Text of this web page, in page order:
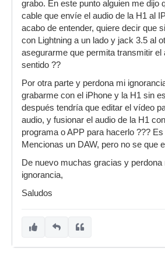
grabo. En este punto alguien me dijo
cable que envíe el audio de la H1 al
acabo de entender, quiere decir que
con Lightning a un lado y jack 3.5 al
asegurarme que permita transmitir el
sentido ??
Por otra parte y perdona mi
grabarme con el iPhone y la H1 sin
después tendría que editar el vídeo
audio, y fusionar el audio de la H1
programa o APP para hacerlo ???
Mencionas un DAW, pero no se que
De nuevo muchas gracias y perdona
ignorancia,
Saludos